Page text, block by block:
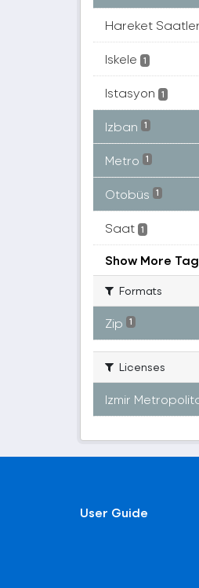
Hareket
Iskele 1
Istasyon 1
Izban 1
Metro 1
Otobüs 1
Saat 1
Show More
Formats
Zip 1
Licenses
Izmir
User Guide